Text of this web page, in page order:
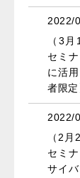
2022/
（3
セミ
に活
者限定
2022/
（2
セミ
サイ